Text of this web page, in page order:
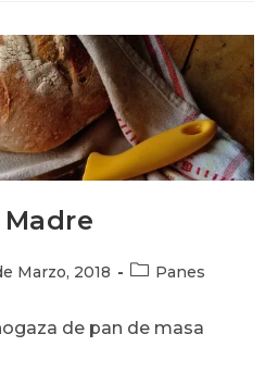
Marzo, 2018
Categoría
entrada:
Panes
de pan de masa